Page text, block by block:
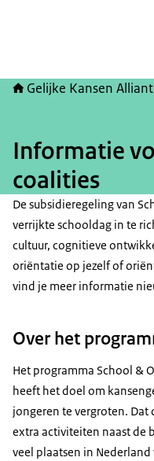
Gelijke Kansen
Informatie
coalities
De subsidieregeling van
verrijkte schooldag in te
cultuur, cognitieve
oriëntatie op jezelf of
vind je meer informatie
Over het
Het programma School &
heeft het doel om
jongeren te vergroten.
extra activiteiten naast de
veel plaatsen in